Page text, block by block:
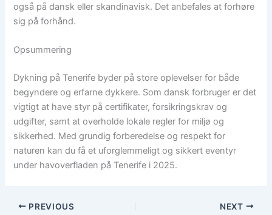
også på dansk eller skandinavisk. Det anbefales at forhøre
sig på forhånd.
Opsummering
Dykning på Tenerife byder på store oplevelser for både
begyndere og erfarne dykkere. Som dansk forbruger er det
vigtigt at have styr på certifikater, forsikringskrav og
udgifter, samt at overholde lokale regler for miljø og
sikkerhed. Med grundig forberedelse og respekt for
naturen kan du få et uforglemmeligt og sikkert eventyr
under havoverfladen på Tenerife i 2025.
PREVIOUS NEXT